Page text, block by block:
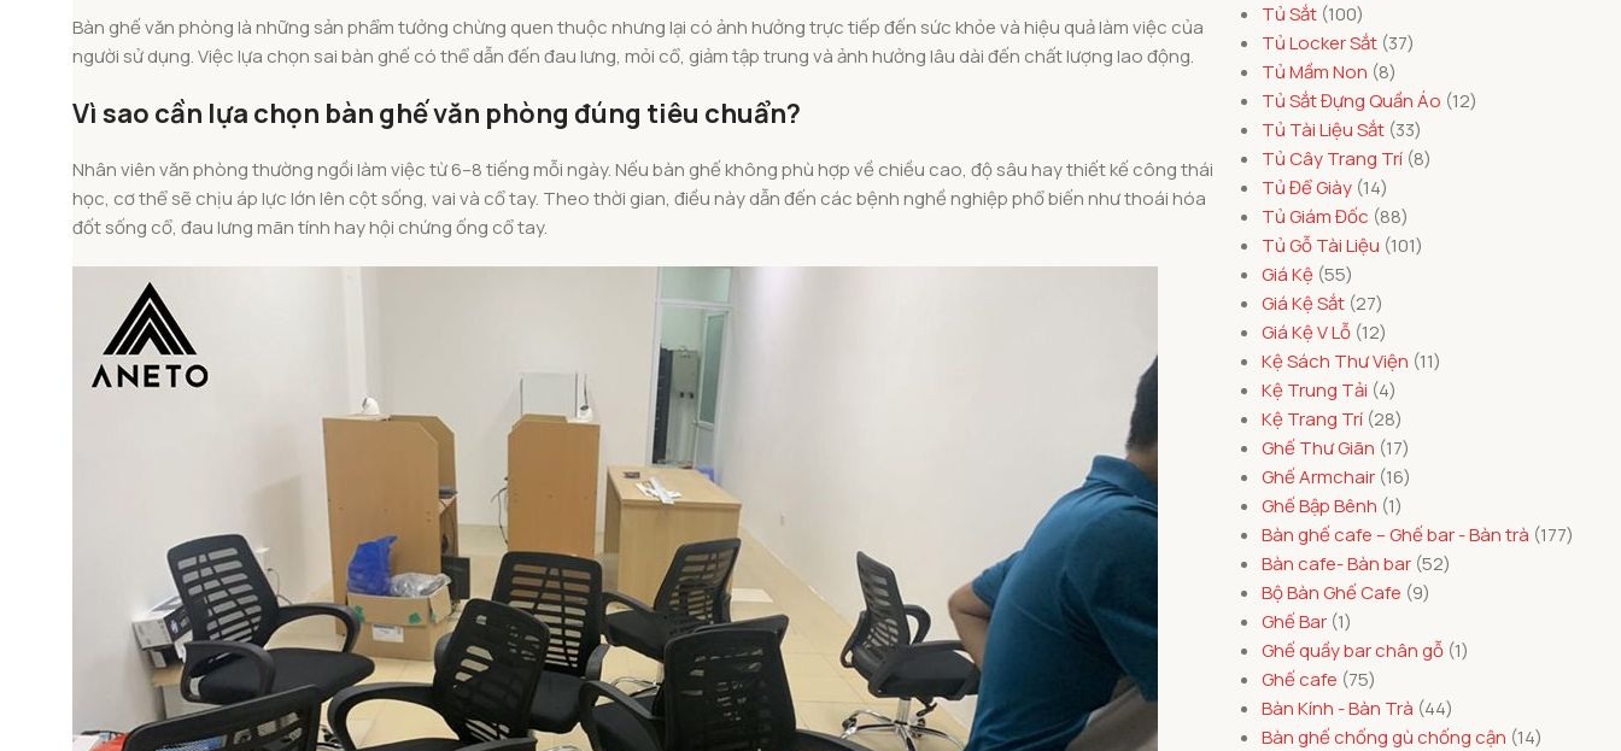
Bàn ghế văn phòng là những sản phẩm tưởng chừng quen thuộc nhưng lại có ảnh hưởng trực tiếp đến sức khỏe và hiệu quả làm việc của
người sử dụng. Việc lựa chọn sai bàn ghế có thể dẫn đến đau lưng, mỏi cổ, giảm tập trung và ảnh hưởng lâu dài đến chất lượng lao động.
Vì sao cần lựa chọn bàn ghế văn phòng đúng tiêu chuẩn?
Nhân viên văn phòng thường ngồi làm việc từ 6–8 tiếng mỗi ngày. Nếu bàn ghế không phù hợp về chiều cao, độ sâu hay thiết kế công thái
học, cơ thể sẽ chịu áp lực lớn lên cột sống, vai và cổ tay. Theo thời gian, điều này dẫn đến các bệnh nghề nghiệp phổ biến như thoái hóa
đốt sống cổ, đau lưng mãn tính hay hội chứng ống cổ tay.
Tủ Sắt 100
Tủ Locker Sắt 37
Tủ Mầm Non 8
Tủ Sắt Đựng Quần Áo 12
Tủ Tài Liệu Sắt 33
Tủ Cây Trang Trí 8
Tủ Để Giày 14
Tủ Giám Đốc 88
Tủ Gỗ Tài Liệu 101
Giá Kệ 55
Giá Kệ Sắt 27
Giá Kệ V Lỗ 12
Kệ Sách Thư Viện 11
Kệ Trung Tải 4
Kệ Trang Trí 28
Ghế Thư Giãn 17
Ghế Armchair 16
Ghế Bập Bênh 1
Bàn ghế cafe – Ghế bar - Bàn trà 177
Bàn cafe- Bàn bar 52
Bộ Bàn Ghế Cafe 9
Ghế Bar 1
Ghế quầy bar chân gỗ 1
Ghế cafe 75
Bàn Kính - Bàn Trà 44
Bàn ghế chống gù chống cận 14